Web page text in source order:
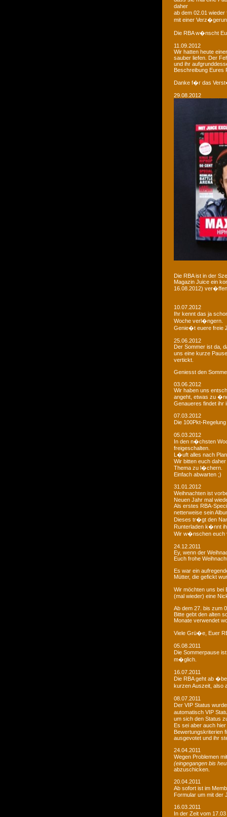
daher
ab dem 02.01
mit einer
Die RBA w�nscht
11.09.2012
Wir hatten heute
sauber liefen. Der
und ihr
Beschreibung Eures
Danke f�r das
29.08.2012
Die RBA ist in der
Magazin Juice ein
16.08.2012)
10.07.2012
Ihr kennt das ja
Woche verl�ngern.
Genie�t euere freie
25.06.2012
Der Sommer ist da,
uns eine kurze
vertickt.
Geniesst den
03.06.2012
Wir haben uns
angeht, etwas zu
Genaueres findet ihr
07.03.2012
Die 100Pkt-
05.03.2012
In den n�chsten
freigeschalten.
L�uft alles nach
Wir bitten euch
Thema zu l�chern.
Einfach abwarten ;)
31.01.2012
Weihnachten ist
Neuen Jahr mal
Als erstes RBA-
netterweise sein
Dieses tr�gt den
Runterladen k�nnt
Wir w�nschen
24.12.2011
Ey, wenn der
Euch frohe
Es war ein
Mütter, die gefickt
Wir möchten uns bei
(mal wieder) eine
Ab dem 27. bis zum
Bitte gebt den alten
Monate verwendet
Viele Grü�e, Euer
05.08.2011
Die Sommerpause
m�glich.
16.07.2011
Die RBA geht ab
kurzen Auszeit, also
08.07.2011
Der VIP Status
automatisch VIP
um sich den Status
Es sei aber auch
Bewertungskriterien
ausgevotet und ihr
24.04.2011
Wegen Problemen
(eingegangen bis
abzuschicken.
20.04.2011
Ab sofort ist im
Formular um mit der
16.03.2011
In der Zeit vom